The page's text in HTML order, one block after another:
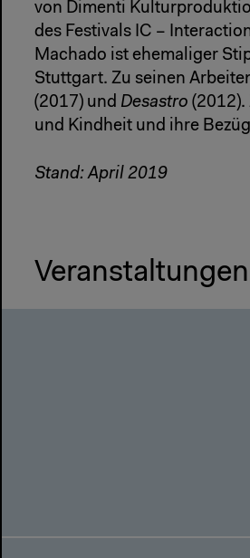
von Dimenti
des Festivals IC –
Machado ist ehemaliger
Stuttgart. Zu seinen
(2017) und Desastro (2012).
und Kindheit und ihre
Stand: April 2019
Veranstaltungen